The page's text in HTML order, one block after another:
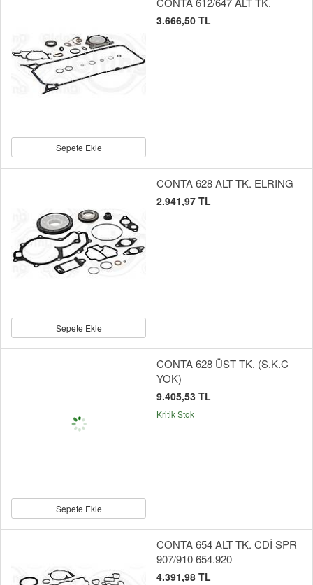
Sepete Ekle
3.666,50 TL
Sepete Ekle
CONTA 628 ALT TK. ELRING
2.941,97 TL
Sepete Ekle
CONTA 628 ÜST TK. (S.K.C
YOK)
9.405,53 TL
Kritik Stok
CONTA 654 ALT TK. CDİ SPR
907/910 654.920
4.391,98 TL